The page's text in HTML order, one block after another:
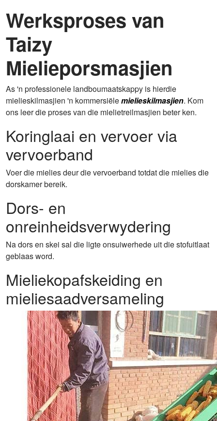
Werksproses van
Taizy
Mielieporsmasjien
As 'n professionele landboumaatskappy is hierdie
mielieskilmasjien 'n kommersiëlemielieskilmasjien. Kom
ons leer die proses van die mielietreilmasjien beter ken.
Koringlaai en vervoer via
vervoerband
Voer die mielies deur die vervoerband totdat die mielies die
dorskamer bereik.
Dors- en
onreinheidsverwydering
Na dors en skei sal die ligte onsuiwerhede uit die stofuitlaat
geblaas word.
Mieliekopafskeiding en
mieliesaadversameling